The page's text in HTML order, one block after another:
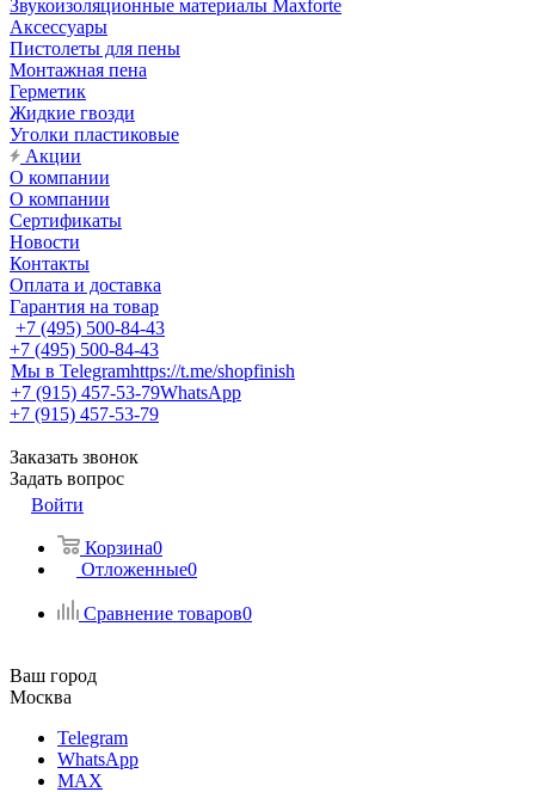
Звукоизоляционные материалы Maxforte
Аксессуары
Пистолеты для пены
Монтажная пена
Герметик
Жидкие гвозди
Уголки пластиковые
Акции
О компании
О компании
Сертификаты
Новости
Контакты
Оплата и доставка
Гарантия на товар
+7 (495) 500-84-43
+7 (495) 500-84-43
Мы в Telegramhttps://t.me/shopfinish
+7 (915) 457-53-79WhatsApp
+7 (915) 457-53-79
Заказать звонок
Задать вопрос
Войти
Корзина0
Отложенные0
Сравнение товаров0
Ваш город
Москва
Telegram
WhatsApp
MAX